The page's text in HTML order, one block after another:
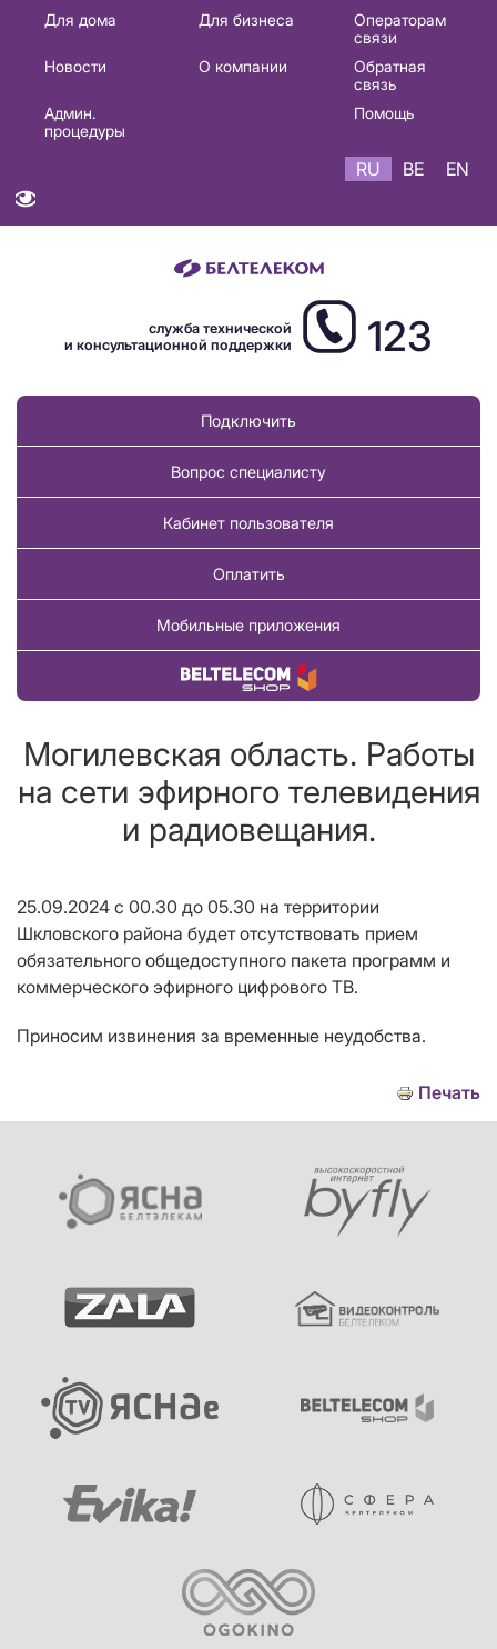
Основная
навигация
Для дома Для бизнеса
Операторам
связи
Новости
О компании
Обратная
связь
Админ.
процедуры
Помощь
RU BE EN
служба технической
и консультационной поддержки
123
Подключить
Вопрос специалисту
Кабинет пользователя
Оплатить
Мобильные приложения
Купить товар
Могилевская область. Работы
на сети эфирного телевидения
и радиовещания.
25.09.2024 с 00.30 до 05.30 на территории
Шкловского района будет отсутствовать прием
обязательного общедоступного пакета программ и
коммерческого эфирного цифрового ТВ.
Приносим извинения за временные неудобства.
Печать